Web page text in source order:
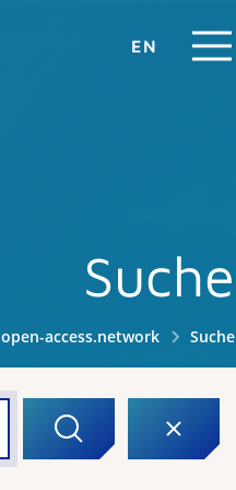
EN
Suche
open-access.network Suche